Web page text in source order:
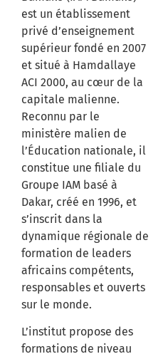
est un établissement
privé d’enseignement
supérieur fondé en 2007
et situé à Hamdallaye
ACI 2000, au cœur de la
capitale malienne.
Reconnu par le
ministère malien de
l’Éducation nationale, il
constitue une filiale du
Groupe IAM basé à
Dakar, créé en 1996, et
s’inscrit dans la
dynamique régionale de
formation de leaders
africains compétents,
responsables et ouverts
sur le monde.
L’institut propose des
formations de niveau